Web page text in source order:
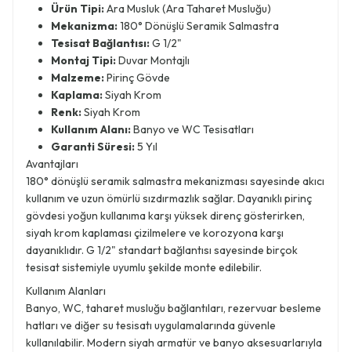
Ürün Tipi:Ara Musluk (Ara Taharet Musluğu)
Mekanizma:180° Dönüşlü Seramik Salmastra
Tesisat Bağlantısı:G 1/2"
Montaj Tipi:Duvar Montajlı
Malzeme:Pirinç Gövde
Kaplama:Siyah Krom
Renk:Siyah Krom
Kullanım Alanı:Banyo ve WC Tesisatları
Garanti Süresi:5 Yıl
Avantajları
180° dönüşlü seramik salmastra mekanizması sayesinde akıcı
kullanım ve uzun ömürlü sızdırmazlık sağlar. Dayanıklı pirinç
gövdesi yoğun kullanıma karşı yüksek direnç gösterirken,
siyah krom kaplaması çizilmelere ve korozyona karşı
dayanıklıdır. G 1/2" standart bağlantısı sayesinde birçok
tesisat sistemiyle uyumlu şekilde monte edilebilir.
Kullanım Alanları
Banyo, WC, taharet musluğu bağlantıları, rezervuar besleme
hatları ve diğer su tesisatı uygulamalarında güvenle
kullanılabilir. Modern siyah armatür ve banyo aksesuarlarıyla